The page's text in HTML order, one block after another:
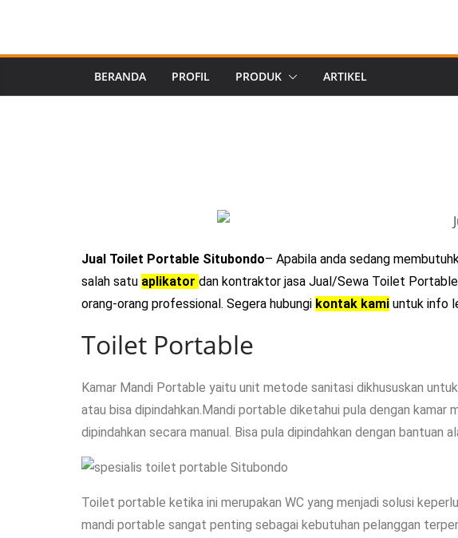
BERANDA PROFIL PRODUK ARTIKEL
Jual Toilet Portable Situbondo– Apabila anda sedang
salah satu aplikator dan kontraktor jasa Jual/Sewa Toilet
orang-orang professional. Segera hubungi kontak kami untuk info
Toilet Portable
Kamar Mandi Portable yaitu unit metode sanitasi dikhususkan
atau bisa dipindahkan.Mandi portable diketahui pula dengan kamar
dipindahkan secara manual. Bisa pula dipindahkan dengan bantuan
Toilet portable ketika ini merupakan WC yang menjadi solusi
mandi portable sangat penting sebagai kebutuhan pelanggan